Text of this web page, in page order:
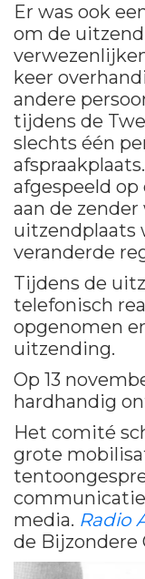
Er was ook
om de
keer
andere
tijdens de
slechts één
afgespeeld
aan de
uitzendplaats
veranderde
Tijdens de
telefonisch
opgenomen
uitzending.
Op 13
hardhandig
Het comité
grote
media. Radio
de Bijzondere